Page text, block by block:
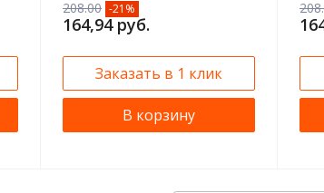
208.00 -21%
164,94 руб.
Заказать в 1 клик
В корзину